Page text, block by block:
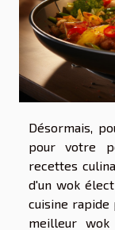
Désormais,
pour votre
recettes
d'un wok
cuisine rapide
meilleur